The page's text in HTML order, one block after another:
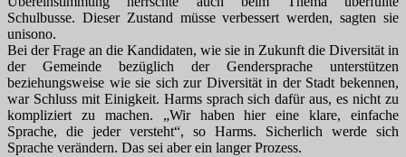
Schulbusse. Dieser Zustand müsse verbessert werden, sagten sie
unisono.
Bei der Frage an die Kandidaten, wie sie in Zukunft die Diversität in
der Gemeinde bezüglich der Gendersprache unterstützen
beziehungsweise wie sie sich zur Diversität in der Stadt bekennen,
war Schluss mit Einigkeit. Harms sprach sich dafür aus, es nicht zu
kompliziert zu machen. „Wir haben hier eine klare, einfache
Sprache, die jeder versteht“, so Harms. Sicherlich werde sich
Sprache verändern. Das sei aber ein langer Prozess.